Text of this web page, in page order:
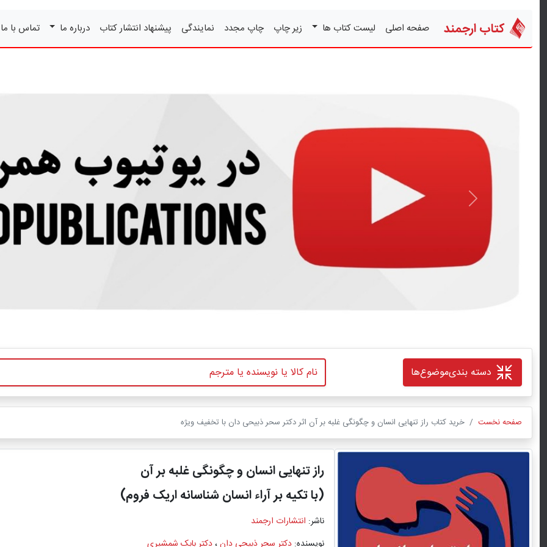
کتاب ارجمند صفحه اصلی لیست کتاب ها زیر چاپ چاپ مجدد نمایندگی پیشنهاد انتشار کتاب درباره ما تماس با
قبلی
دسته بندیموضوع‌ها
صفحه نخست خرید کتاب راز تنهایی انسان و چگونگی غلبه بر آن اثر دکتر سحر ذبیحی دان با تخفیف ویژه
راز تنهایی انسان و چگونگی غلبه بر آن
(با تکیه بر آراء انسان شناسانه اریک فروم)
ناشر: انتشارات ارجمند
نویسنده: دکتر سحر ذبیحی دان،دکتر بابک شمشیری